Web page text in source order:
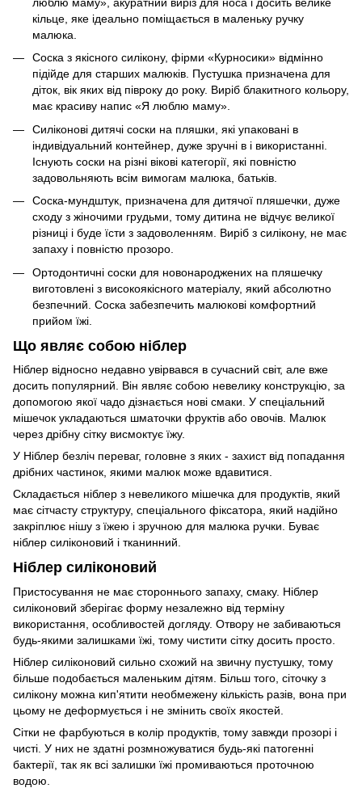
кільце, яке ідеально поміщається в маленьку ручку
малюка.
Соска з якісного силікону, фірми «Курносики» відмінно
підійде для старших малюків. Пустушка призначена для
діток, вік яких від півроку до року. Виріб блакитного кольору,
має красиву напис «Я люблю маму».
Силіконові дитячі соски на пляшки, які упаковані в
індивідуальний контейнер, дуже зручні в і використанні.
Існують соски на різні вікові категорії, які повністю
задовольняють всім вимогам малюка, батьків.
Соска-мундштук, призначена для дитячої пляшечки, дуже
сходу з жіночими грудьми, тому дитина не відчує великої
різниці і буде їсти з задоволенням. Виріб з силікону, не має
запаху і повністю прозоро.
Ортодонтичні соски для новонароджених на пляшечку
виготовлені з високоякісного матеріалу, який абсолютно
безпечний. Соска забезпечить малюкові комфортний
прийом їжі.
Що являє собою ніблер
Ніблер відносно недавно увірвався в сучасний світ, але вже
досить популярний. Він являє собою невелику конструкцію, за
допомогою якої чадо дізнається нові смаки. У спеціальний
мішечок укладаються шматочки фруктів або овочів. Малюк
через дрібну сітку висмоктує їжу.
У Ніблер безліч переваг, головне з яких - захист від попадання
дрібних частинок, якими малюк може вдавитися.
Складається ніблер з невеликого мішечка для продуктів, який
має сітчасту структуру, спеціального фіксатора, який надійно
закріплює нішу з їжею і зручною для малюка ручки. Буває
ніблер силіконовий і тканинний.
Ніблер силіконовий
Пристосування не має стороннього запаху, смаку. Ніблер
силіконовий зберігає форму незалежно від терміну
використання, особливостей догляду. Отвору не забиваються
будь-якими залишками їжі, тому чистити сітку досить просто.
Ніблер силіконовий сильно схожий на звичну пустушку, тому
більше подобається маленьким дітям. Більш того, сіточку з
силікону можна кип'ятити необмежену кількість разів, вона при
цьому не деформується і не змінить своїх якостей.
Сітки не фарбуються в колір продуктів, тому завжди прозорі і
чисті. У них не здатні розмножуватися будь-які патогенні
бактерії, так як всі залишки їжі промиваються проточною
водою.